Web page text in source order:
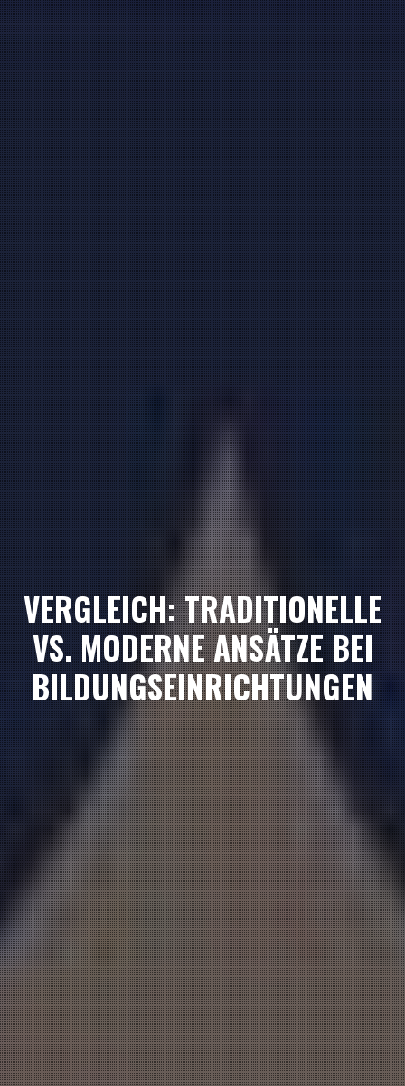
VERGLEICH: TRADITIONELLE
VS. MODERNE ANSÄTZE BEI
BILDUNGSEINRICHTUNGEN